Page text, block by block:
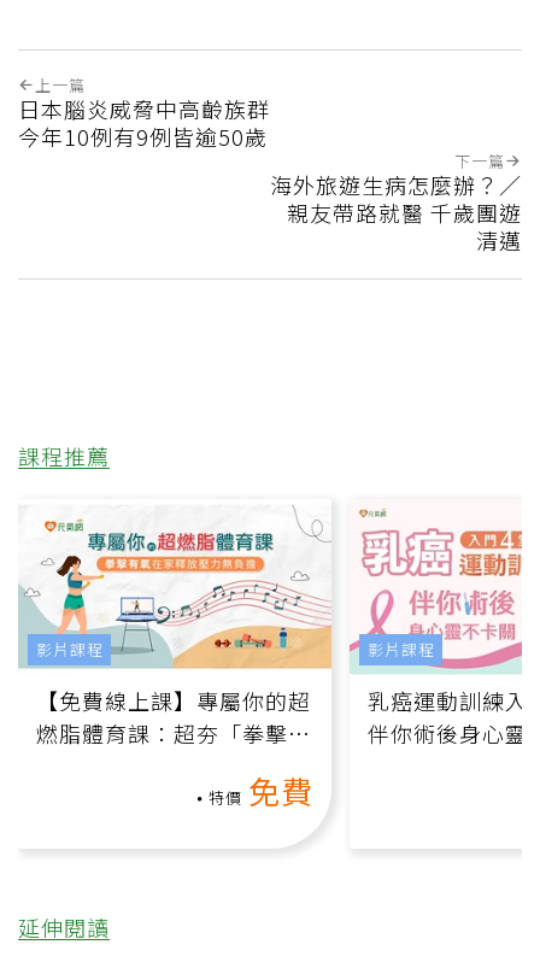
上一篇
日本腦炎威脅中高齡族群
今年10例有9例皆逾50歲
下一篇
海外旅遊生病怎麼辦？／
親友帶路就醫 千歲團遊
清邁
課程推薦
【免費線上課】專屬你的超
燃脂體育課：超夯「拳擊有
特價 免費
影片課程
乳癌運動訓練入
伴你術後身心靈
影片課程
延伸閱讀